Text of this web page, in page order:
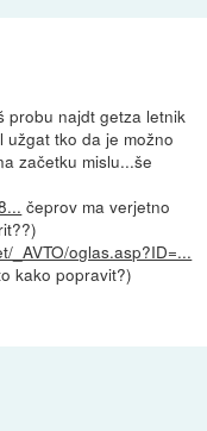
probu najdt getza letnik
užgat tko da je možno
začetku mislu...še
čeprov ma verjetno
_AVTO/oglas.asp?ID=...
kako popravit?)